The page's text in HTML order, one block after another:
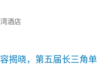
酒店
揭晓，第五届长三角单